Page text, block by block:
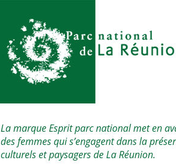
La marque Esprit parc national met en
des femmes qui s’engagent dans la
culturels et paysagers de La Réunion.